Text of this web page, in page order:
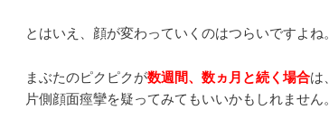
とはいえ、顔が変わっていくのはつらいですよね。
まぶたのピクピクが数週間、数ヵ月と続く場合は、
片側顔面痙攣を疑ってみてもいいかもしれません。